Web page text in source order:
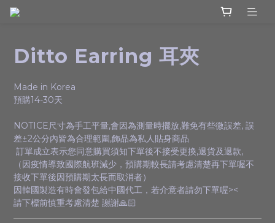
Ditto Earring 耳夾
Made in Korea
預購14-30天
NOTICE尺寸為手工平量,會因為測量時擺放,難免有些微誤差, 誤
差±2公分內皆為合理範圍,飾品為私人貼身商品
訂單成立表示您同意購買須知下單後不接受更換,退貨及退款,
（因疫情導致國際航班減少，預購期較長請考慮清楚再下單喔不
接收下單後因預購期太長而取消者）
因韓國製造有時會發包給中國代工，若介意者請勿下單喔><
請下標前慎重考慮清楚 謝謝🙏🏻